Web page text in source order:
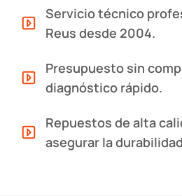
Servicio técnico
Reus desde 2004.
Presupuesto sin
diagnóstico rápido.
Repuestos de alta
asegurar la